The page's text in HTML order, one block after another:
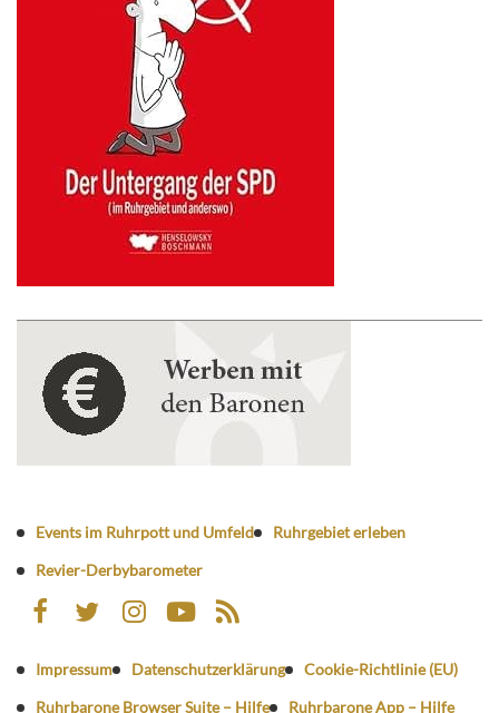
Events im Ruhrpott und Umfeld
Ruhrgebiet erleben
Revier-Derbybarometer
Impressum Datenschutzerklärung
Cookie-Richtlinie (EU)
Ruhrbarone Browser Suite – Hilfe
Ruhrbarone App – Hilfe